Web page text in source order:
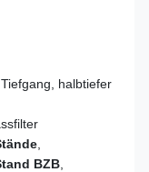
halbtiefer
BZB